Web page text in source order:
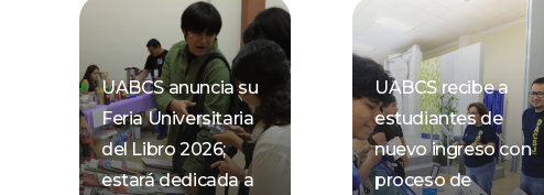
UABCS anuncia su
Feria Universitaria
del Libro 2026;
estará dedicada a
UABCS recibe a
estudiantes de
nuevo ingreso con
proceso de